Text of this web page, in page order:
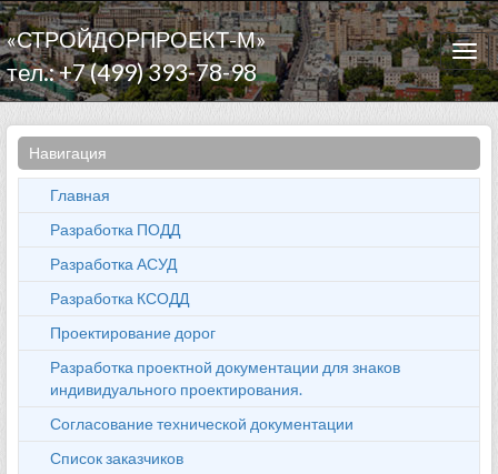
«СТРОЙДОРПРОЕКТ-М»
тел.: +7 (499) 393-78-98
Навигация
Главная
Разработка ПОДД
Разработка АСУД
Разработка КСОДД
Проектирование дорог
Разработка проектной документации для знаков
индивидуального проектирования.
Согласование технической документации
Список заказчиков